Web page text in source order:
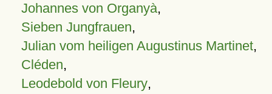
Johannes von Organyà,
Sieben Jungfrauen,
Julian vom heiligen Augustinus Martinet,
Cléden,
Leodebold von Fleury,